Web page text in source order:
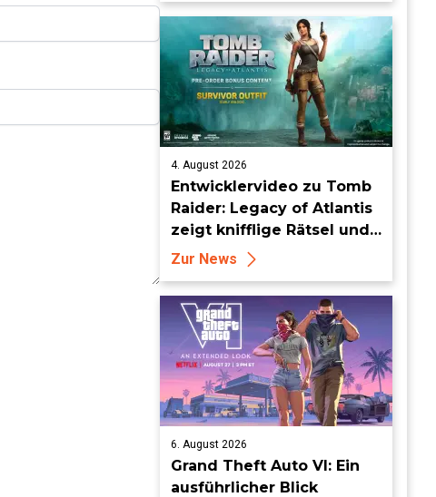
4. August 2026
Entwicklervideo zu Tomb
Raider: Legacy of Atlantis
zeigt knifflige Rätsel und
tückische Fallen
Zur News
6. August 2026
Grand Theft Auto VI: Ein
ausführlicher Blick